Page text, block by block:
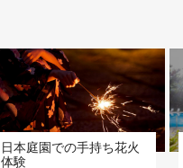
日本庭園での手持ち花火
体験